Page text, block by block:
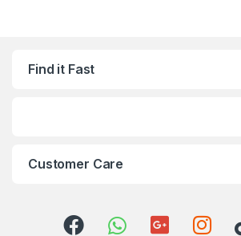
Find it Fast
Customer Care